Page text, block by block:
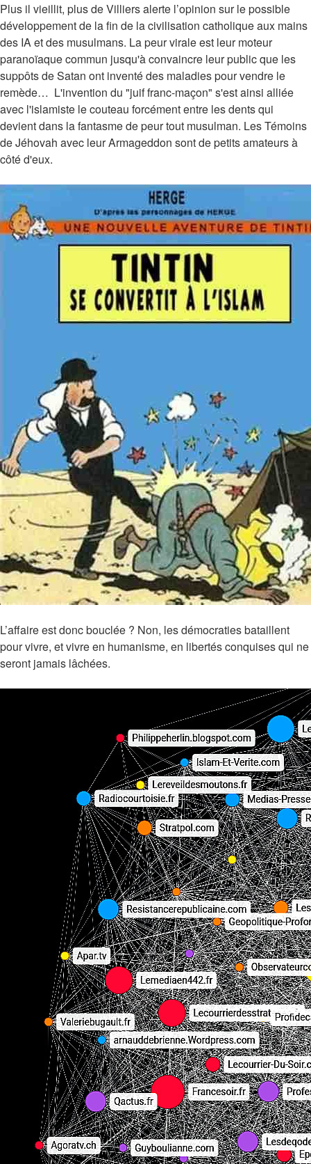
Plus il vieillit, plus de Villiers alerte l’opinion sur le possible
développement de la fin de la civilisation catholique aux mains
des IA et des musulmans. La peur virale est leur moteur
paranoïaque commun jusqu'à convaincre leur public que les
suppôts de Satan ont inventé des maladies pour vendre le
remède… L'invention du "juif franc-maçon" s'est ainsi alliée
avec l'islamiste le couteau forcément entre les dents qui
devient dans la fantasme de peur tout musulman. Les Témoins
de Jéhovah avec leur Armageddon sont de petits amateurs à
côté d'eux.
L’affaire est donc bouclée ? Non, les démocraties bataillent
pour vivre, et vivre en humanisme, en libertés conquises qui ne
seront jamais lâchées.